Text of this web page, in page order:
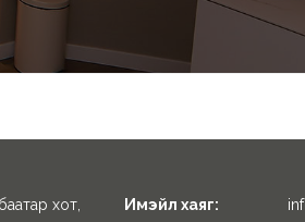
хот,
Имэйл хаяг: